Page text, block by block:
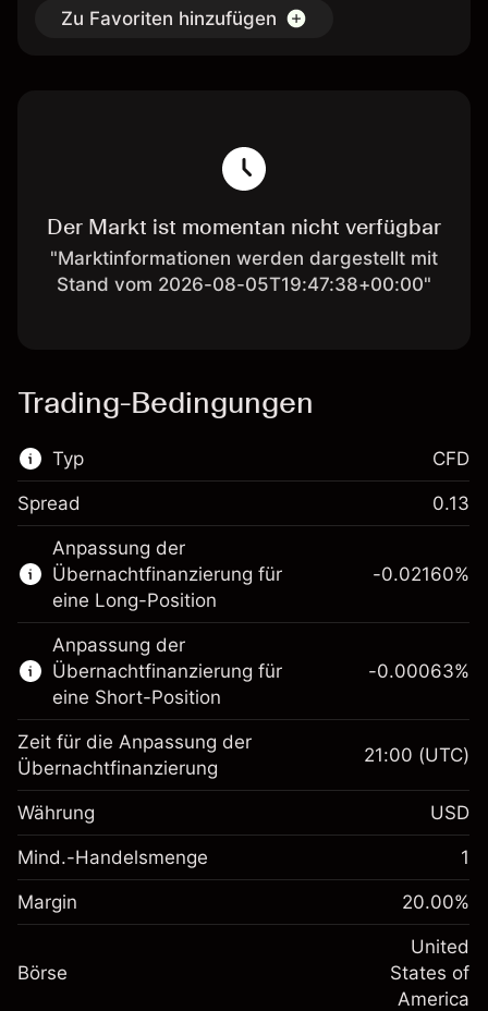
Zu Favoriten hinzufügen
Der Markt ist momentan nicht verfügbar
"Marktinformationen werden dargestellt mit
Stand vom 2026-08-05T19:47:38+00:00"
Trading-Bedingungen
Typ
Dieser Finanzmarkt steht für das CFD-
Trading zur Verfügung.
Erfahren Sie mehr über:
CFDs
CFD
Spread 0.13
Anpassung der
Übernachtfinanzierung für
eine Long-Position
Margin. Ihre Investition
$1,000.00
Anpassung der
Übernachtfinanzierung
fremdfinanzierten
(-$1.08)
~$5,000.00
-0.02160%
Anpassung der
Übernachtfinanzierung für
eine Short-Position
Margin. Ihre Investition
$1,000.00
Anpassung der
-0.000626
%
(-$0.03)
-0.00063%
Zeit für die Anpassung der
Übernachtfinanzierung
21:00 (UTC)
Währung USD
Mind.-Handelsmenge 1
Margin 20.00%
Börse
United
States of
America